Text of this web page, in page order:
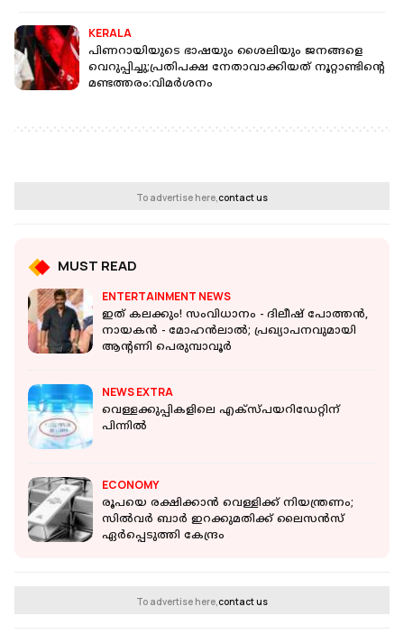
KERALA
പിണറായിയുടെ ഭാഷയും ശൈലിയും ജനങ്ങളെ
വെറുപ്പിച്ചു;പ്രതിപക്ഷ നേതാവാക്കിയത് നൂറ്റാണ്ടിന്റെ
മണ്ടത്തരം:വിമ‍‍‍‍‍‍ർശനം
To advertise here,contact us
MUST READ
ENTERTAINMENT NEWS
ഇത് കലക്കും! സംവിധാനം - ദിലീഷ് പോത്തൻ,
നായകൻ - മോഹൻലാൽ; പ്രഖ്യാപനവുമായി
ആന്റണി പെരുമ്പാവൂർ
NEWS EXTRA
വെള്ളക്കുപ്പികളിലെ എക്‌സ്പയറിഡേറ്റിന്
പിന്നില്‍
ECONOMY
രൂപയെ രക്ഷിക്കാന്‍ വെള്ളിക്ക് നിയന്ത്രണം;
സില്‍വര്‍ ബാര്‍ ഇറക്കുമതിക്ക് ലൈസന്‍സ്
ഏര്‍പ്പെടുത്തി കേന്ദ്രം
To advertise here,contact us